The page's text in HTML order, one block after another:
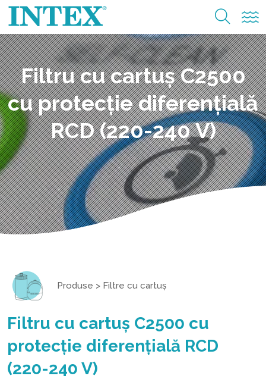
Filtru cu cartuș C2500
cu protecție diferențială
RCD (220-240 V)
Produse > Filtre cu cartuș
Filtru cu cartuș C2500 cu
protecție diferențială RCD
(220-240 V)